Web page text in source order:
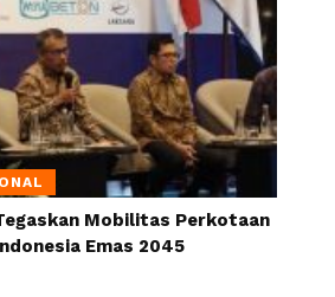
Mobilitas Perkotaan
Emas 2045